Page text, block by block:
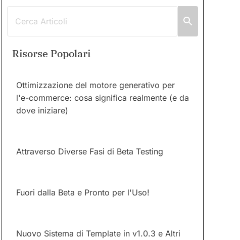
Risorse Popolari
Ottimizzazione del motore generativo per
l'e-commerce: cosa significa realmente (e da
dove iniziare)
Attraverso Diverse Fasi di Beta Testing
Fuori dalla Beta e Pronto per l'Uso!
Nuovo Sistema di Template in v1.0.3 e Altri